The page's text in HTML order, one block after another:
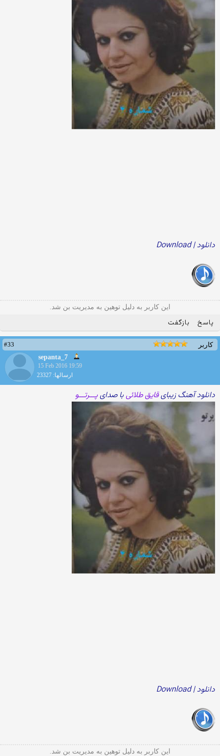
دانلود | Download
این کاربر به دلیل توهین به مدیریت بن شد.
پاسخ بازگفت
کاربر
#33
sepanta_7
15 Feb 2016 19:59
ارسالها: 23327
دانلود آهنگ زیبایقایق طلائیبا صدایپـــرتـــو
دانلود | Download
این کاربر به دلیل توهین به مدیریت بن شد.